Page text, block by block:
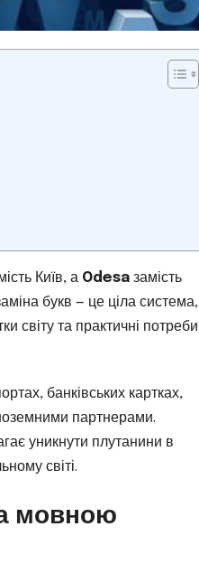
Київ, а Odesa замість
букв — це ціла система,
світу та практичні потреби
банківських картках,
партнерами.
уникнути плутанини в
світі.
мовною